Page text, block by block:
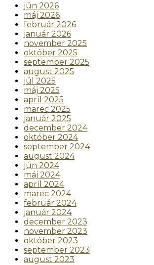
jún 2026
máj 2026
február 2026
január 2026
november 2025
október 2025
september 2025
august 2025
júl 2025
máj 2025
apríl 2025
marec 2025
január 2025
december 2024
október 2024
september 2024
august 2024
jún 2024
máj 2024
apríl 2024
marec 2024
február 2024
január 2024
december 2023
november 2023
október 2023
september 2023
august 2023